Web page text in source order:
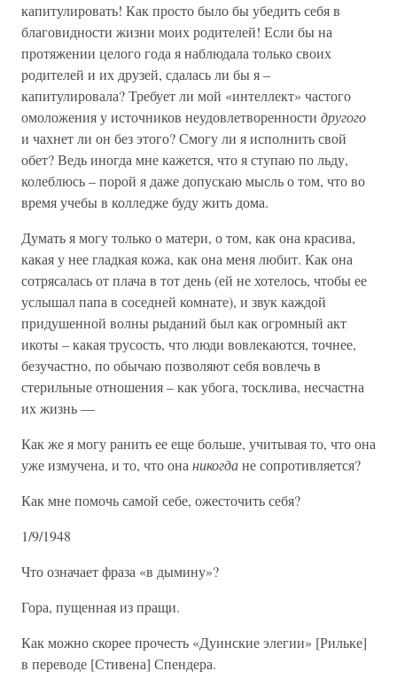
капитулировать! Как просто было бы убедить себя в
благовидности жизни моих родителей! Если бы на
протяжении целого года я наблюдала только своих
родителей и их друзей, сдалась ли бы я –
капитулировала? Требует ли мой «интеллект» частого
омоложения у источников неудовлетворенности другого
и чахнет ли он без этого? Смогу ли я исполнить свой
обет? Ведь иногда мне кажется, что я ступаю по льду,
колеблюсь – порой я даже допускаю мысль о том, что во
время учебы в колледже буду жить дома.
Думать я могу только о матери, о том, как она красива,
какая у нее гладкая кожа, как она меня любит. Как она
сотрясалась от плача в тот день (ей не хотелось, чтобы ее
услышал папа в соседней комнате), и звук каждой
придушенной волны рыданий был как огромный акт
икоты – какая трусость, что люди вовлекаются, точнее,
безучастно, по обычаю позволяют себя вовлечь в
стерильные отношения – как убога, тосклива, несчастна
их жизнь —
Как же я могу ранить ее еще больше, учитывая то, что она
уже измучена, и то, что она никогдане сопротивляется?
Как мне помочь самой себе, ожесточить себя?
1/9/1948
Что означает фраза «в дымину»?
Гора, пущенная из пращи.
Как можно скорее прочесть «Дуинские элегии» [Рильке]
в переводе [Стивена] Спендера.